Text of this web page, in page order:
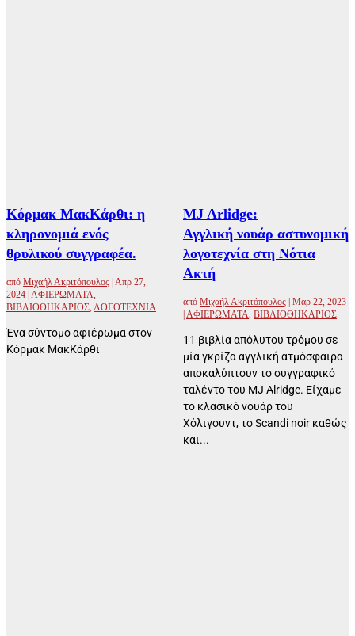
Κόρμακ ΜακΚάρθι: η
κληρονομιά ενός
θρυλικού συγγραφέα.
από Μιχαήλ Ακριτόπουλος Απρ 27,
2024 ΑΦΙΕΡΩΜΑΤΑ,
ΒΙΒΛΙΟΘΗΚΑΡΙΟΣ, ΛΟΓΟΤΕΧΝΙΑ
Ένα σύντομο αφιέρωμα στον
Κόρμακ ΜακΚάρθι
MJ Arlidge:
Αγγλική νουάρ αστυνομική
λογοτεχνία στη Νότια
Ακτή
από Μιχαήλ Ακριτόπουλος Μαρ 22, 2023
ΑΦΙΕΡΩΜΑΤΑ, ΒΙΒΛΙΟΘΗΚΑΡΙΟΣ
11 βιβλία απόλυτου τρόμου σε
μία γκρίζα αγγλική ατμόσφαιρα
αποκαλύπτουν το συγγραφικό
ταλέντο του MJ Alridge. Είχαμε
το κλασικό νουάρ του
Χόλιγουντ, το Scandi noir καθώς
και...